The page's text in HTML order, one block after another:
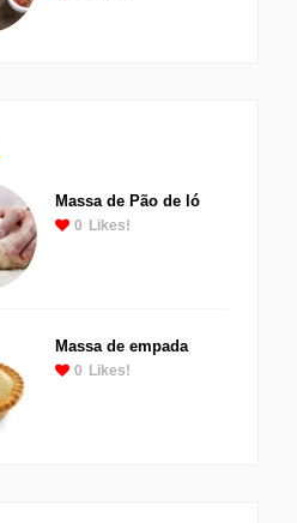
Massa de Pão de ló
0 Likes!
Massa de empada
0 Likes!